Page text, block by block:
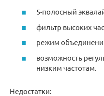
5-полосный
фильтр высоких
режим
возможность
низким частотам.
Недостатки: